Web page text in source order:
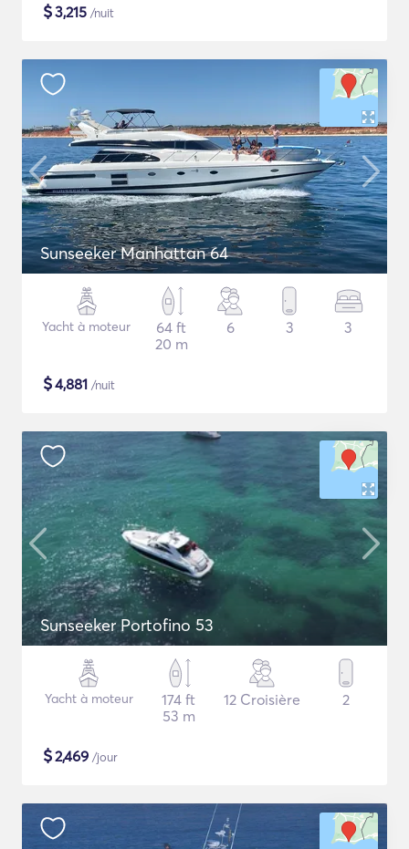
$3,215 /nuit
Sunseeker Manhattan 64
Yacht à moteur
64 ft
20 m
6 3 3
$4,881 /nuit
Sunseeker Portofino 53
Yacht à moteur
174 ft
53 m
12 Croisière 2
$2,469 /jour